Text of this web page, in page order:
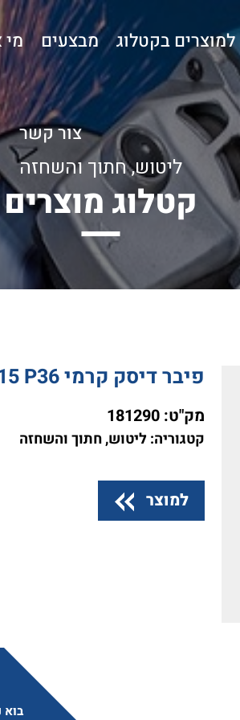
למוצרים בקטלוג מבצעים מי
צור קשר
ליטוש, חתוך והשחזה
קטלוג מוצרים
פיבר דיסק קרמי VSM ACTIROX AF799- Ø 115 P36
מק"ט: 181290
קטגוריה: ליטוש, חתוך והשחזה
למוצר
בוא